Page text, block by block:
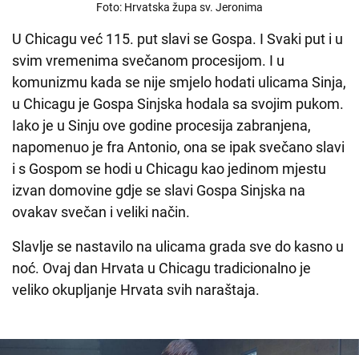
Foto: Hrvatska župa sv. Jeronima
U Chicagu već 115. put slavi se Gospa. I Svaki put i u
svim vremenima svečanom procesijom. I u
komunizmu kada se nije smjelo hodati ulicama Sinja,
u Chicagu je Gospa Sinjska hodala sa svojim pukom.
Iako je u Sinju ove godine procesija zabranjena,
napomenuo je fra Antonio, ona se ipak svečano slavi
i s Gospom se hodi u Chicagu kao jedinom mjestu
izvan domovine gdje se slavi Gospa Sinjska na
ovakav svečan i veliki način.
Slavlje se nastavilo na ulicama grada sve do kasno u
noć. Ovaj dan Hrvata u Chicagu tradicionalno je
veliko okupljanje Hrvata svih naraštaja.